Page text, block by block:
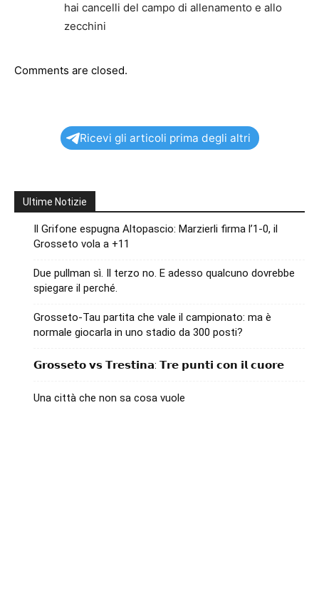
hai cancelli del campo di allenamento e allo
zecchini
Comments are closed.
Ricevi gli articoli prima degli altri
Ultime Notizie
Il Grifone espugna Altopascio: Marzierli firma l’1-0, il
Grosseto vola a +11
Due pullman sì. Il terzo no. E adesso qualcuno dovrebbe
spiegare il perché.
Grosseto-Tau partita che vale il campionato: ma è
normale giocarla in uno stadio da 300 posti?
𝗚𝗿𝗼𝘀𝘀𝗲𝘁𝗼 𝘃𝘀 𝗧𝗿𝗲𝘀𝘁𝗶𝗻𝗮: 𝗧𝗿𝗲 𝗽𝘂𝗻𝘁𝗶 𝗰𝗼𝗻 𝗶𝗹 𝗰𝘂𝗼𝗿𝗲
Una città che non sa cosa vuole